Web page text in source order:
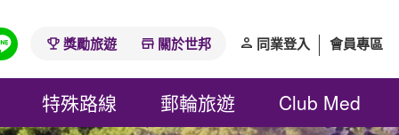
獎勵旅遊 關於世邦 同業登入 會員專區
特殊路線 郵輪旅遊 Club Med